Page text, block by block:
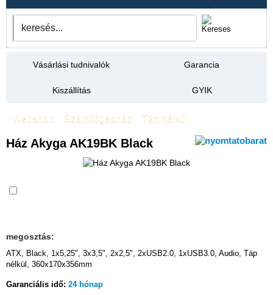
Vásárlási tudnivalók Garancia
Kiszállítás GYIK
Webshop Számítógépház Táp nélkül
Ház Akyga AK19BK Black
megosztás:
ATX, Black, 1x5,25", 3x3,5", 2x2,5", 2xUSB2.0, 1xUSB3.0, Audio, Táp
nélkül, 360x170x356mm
Garanciális idő: 24 hónap